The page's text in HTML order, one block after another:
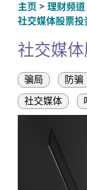
主页 理财频道
社交媒体股票投
社交媒
骗局 防骗
社交媒体